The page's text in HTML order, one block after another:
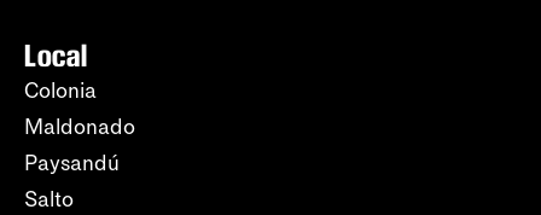
Local
Colonia
Maldonado
Paysandú
Salto